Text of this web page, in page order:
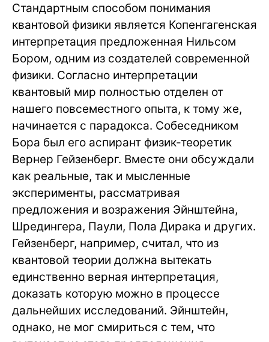
Стандартным способом понимания
квантовой физики является Копенгагенская
интерпретация предложенная Нильсом
Бором, одним из создателей современной
физики. Согласно интерпретации
квантовый мир полностью отделен от
нашего повсеместного опыта, к тому же,
начинается с парадокса. Собеседником
Бора был его аспирант физик-теоретик
Вернер Гейзенберг. Вместе они обсуждали
как реальные, так и мысленные
эксперименты, рассматривая
предложения и возражения Эйнштейна,
Шредингера, Паули, Пола Дирака и других.
Гейзенберг, например, считал, что из
квантовой теории должна вытекать
единственно верная интерпретация,
доказать которую можно в процессе
дальнейших исследований. Эйнштейн,
однако, не мог смириться с тем, что